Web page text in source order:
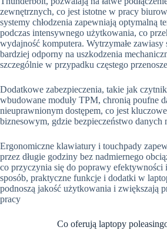
zewnętrznych, co jest istotne w pracy
systemy chłodzenia zapewniają optymalną
podczas intensywnego użytkowania, co
wydajność komputera. Wytrzymałe zawiasy
bardziej odporny na uszkodzenia
szczególnie w przypadku częstego
Dodatkowe zabezpieczenia, takie jak
wbudowane moduły TPM, chronią poufne
nieuprawnionym dostępem, co jest
biznesowym, gdzie bezpieczeństwo danych
Ergonomiczne klawiatury i touchpady
przez długie godziny bez nadmiernego
co przyczynia się do poprawy efektywności
sposób, praktyczne funkcje i dodatki w
podnoszą jakość użytkowania i zwiększają
pracy
Co oferują laptopy